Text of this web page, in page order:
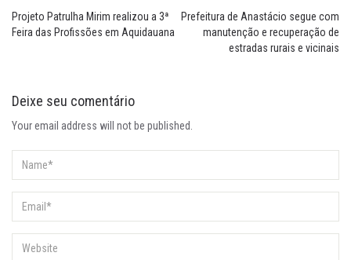
Projeto Patrulha Mirim realizou a 3ª
Feira das Profissões em Aquidauana
Prefeitura de Anastácio segue com
manutenção e recuperação de
estradas rurais e vicinais
Deixe seu comentário
Your email address will not be published.